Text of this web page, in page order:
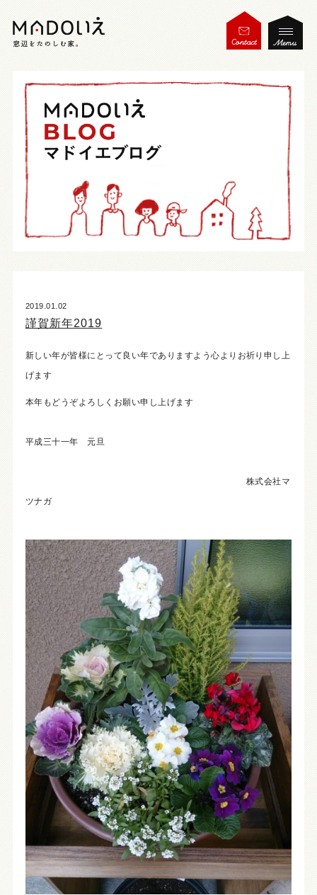
2019.01.02
謹賀新年2019
新しい年が皆様にとって良い年でありますよう心よりお祈り申し上
げます
本年もどうぞよろしくお願い申し上げます
平成三十一年 元旦
株式会社マ
ツナガ